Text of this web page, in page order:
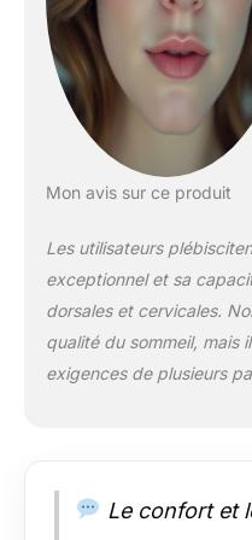
Mon avis sur ce produit
Les utilisateurs
exceptionnel et sa
dorsales et cervicales.
qualité du sommeil, mais
exigences de plusieurs
Le confort et